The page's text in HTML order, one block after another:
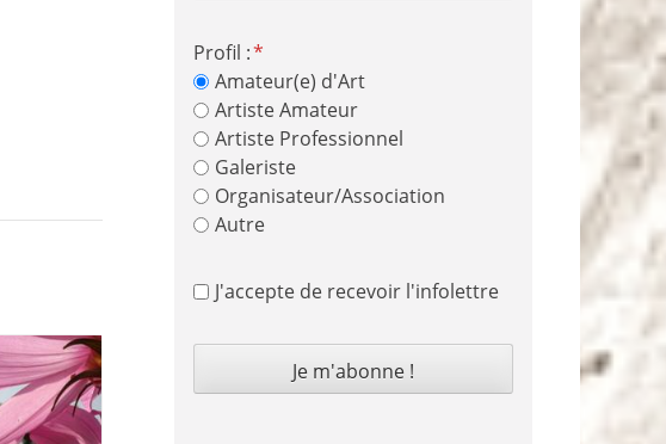
Profil :
Amateur(e) d'Art
Artiste Amateur
Artiste Professionnel
Galeriste
Organisateur/Association
Autre
J'accepte de recevoir l'infolettre